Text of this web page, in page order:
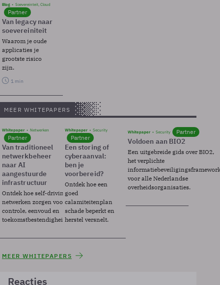
Blog Soevereinteit, Cloud
Partner
Van legacy naar
soevereiniteit
Waarom je oude
applicaties je
grootste risico
zijn.
1 min
MEER WHITEPAPERS
Whitepaper Netwerken
Partner
Van traditioneel
netwerkbeheer
naar AI
aangestuurde
infrastructuur
Ontdek hoe self-driving
netwerken zorgen voor
controle, eenvoud en
toekomstbestendigheid.
Whitepaper Security
Partner
Een storing of
cyberaanval:
ben je
voorbereid?
Ontdek hoe een
goed
calamiteitenplan
schade beperkt en
herstel versnelt.
Whitepaper Security Partner
Voldoen aan BIO2
Een uitgebreide gids over BIO2,
het verplichte
voor alle Nederlandse
overheidsorganisaties.
MEER WHITEPAPERS
Reacties